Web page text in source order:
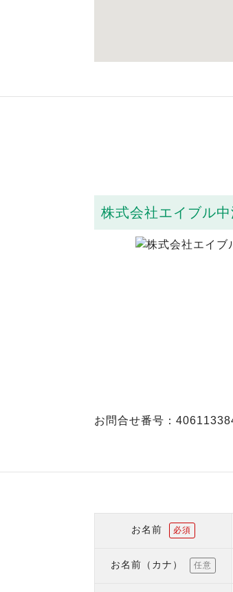
株式会社エイブル
お問合せ番号：
お名前 必須
お名前（カナ） 任意